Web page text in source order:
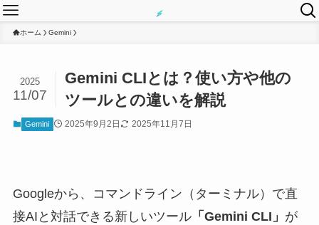
ホーム Gemini
Gemini CLIとは？使い方や他の
ツールとの違いを解説
2025
11/07
Gemini 2025年9月2日 2025年11月7日
Googleから、コマンドライン（ターミナル）で直
接AIと対話できる新しいツール「Gemini CLI」 が